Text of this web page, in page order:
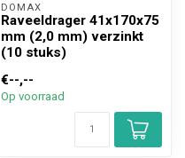
DOMAX
Raveeldrager 41x170x75
mm (2,0 mm) verzinkt
(10 stuks)
€--,--
Op voorraad